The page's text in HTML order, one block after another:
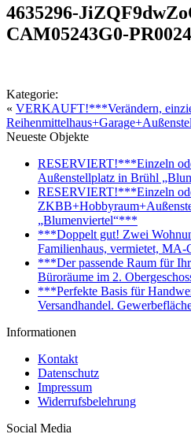
4635296-
CAM05243G0-
Kategorie:
« VERKAUFT!***Verändern,
Neueste Objekte
RESERVIERT!***Einzeln
Außenstellplatz in Brühl
RESERVIERT!***Einzeln
„Blumenviertel“***
***Doppelt gut! Zwei
Familienhaus, vermietet,
***Der passende Raum für
Büroräume im 2.
***Perfekte Basis für
Versandhandel.
Informationen
Kontakt
Datenschutz
Impressum
Widerrufsbelehrung
Social Media